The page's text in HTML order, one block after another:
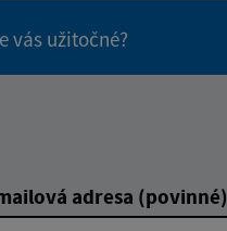
vás užitočné?
adresa (povinné)